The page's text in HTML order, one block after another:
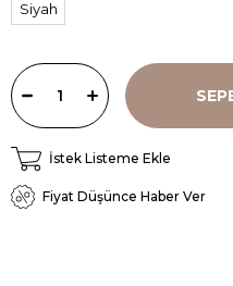
Siyah
İstek Listeme Ekle
Fiyat Düşünce Haber Ver